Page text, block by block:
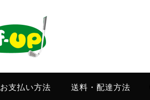
お支払い方法 送料・配達方法